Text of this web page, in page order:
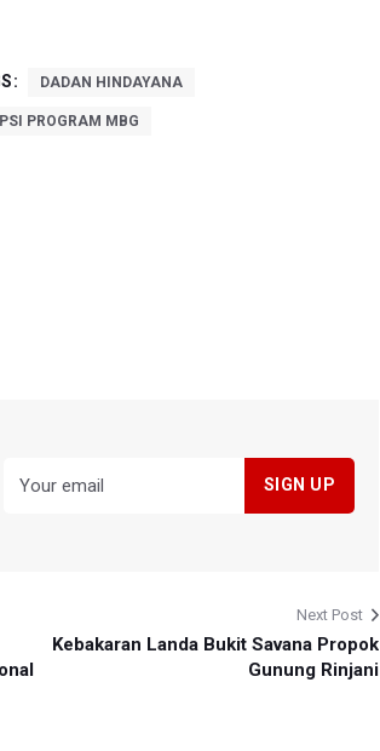
DADAN HINDAYANA
PROGRAM MBG
Next Post
Kebakaran Landa Bukit Savana Propok
Gunung Rinjani